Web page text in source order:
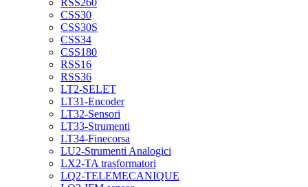
RSS260
CSS30
CSS30S
CSS34
CSS180
RSS16
RSS36
LT2-SELET
LT31-Encoder
LT32-Sensori
LT33-Strumenti
LT34-Finecorsa
LU2-Strumenti Analogici
LX2-TA trasformatori
LQ2-TELEMECANIQUE